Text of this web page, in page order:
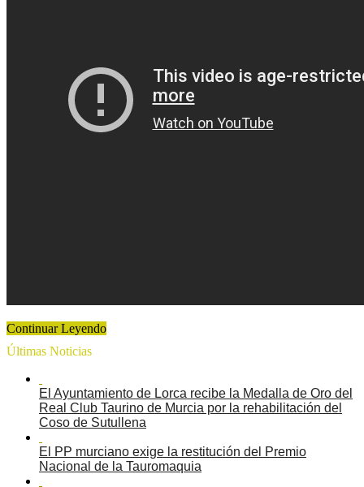
Continuar Leyendo
Últimas Noticias
El Ayuntamiento de Lorca recibe la Medalla de Oro del
Real Club Taurino de Murcia por la rehabilitación del
Coso de Sutullena
El PP murciano exige la restitución del Premio
Nacional de la Tauromaquia